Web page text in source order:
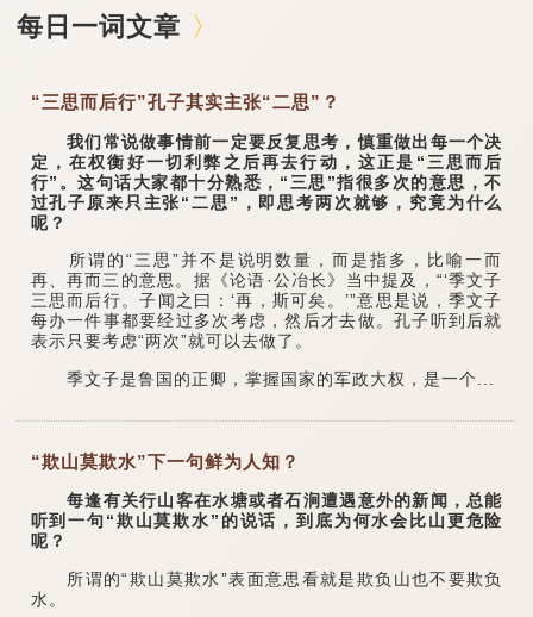
每日一词文章
“三思而后行”孔子其实主张“二思”？
我们常说做事情前一定要反复思考，慎重做出每一个决
定，在权衡好一切利弊之后再去行动，这正是“三思而后
行”。这句话大家都十分熟悉，“三思”指很多次的意思，不
过孔子原来只主张“二思”，即思考两次就够，究竟为什么
呢？
所谓的“三思”并不是说明数量，而是指多，比喻一而
再、再而三的意思。据《论语·公冶长》当中提及，“‘季文子
三思而后行。子闻之曰：‘再，斯可矣。’”意思是说，季文子
每办一件事都要经过多次考虑，然后才去做。孔子听到后就
表示只要考虑“两次”就可以去做了。
季文子是鲁国的正卿，掌握国家的军政大权，是一个...
“欺山莫欺水”下一句鲜为人知？
每逢有关行山客在水塘或者石涧遭遇意外的新闻，总能
听到一句“欺山莫欺水”的说话，到底为何水会比山更危险
呢？
所谓的“欺山莫欺水”表面意思看就是欺负山也不要欺负
水。